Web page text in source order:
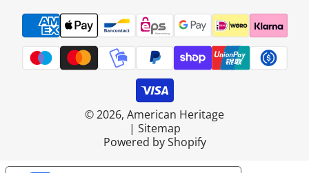
© 2026, American Heritage
| Sitemap
Powered by Shopify